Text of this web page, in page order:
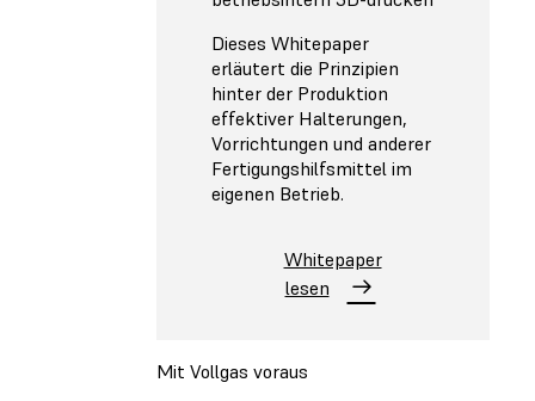
Dieses Whitepaper
erläutert die Prinzipien
hinter der Produktion
effektiver Halterungen,
Vorrichtungen und anderer
Fertigungshilfsmittel im
eigenen Betrieb.
Whitepaper
lesen
Mit Vollgas voraus